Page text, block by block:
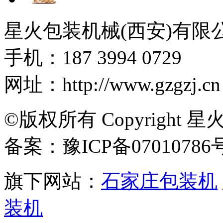
星火包装机械(西安)有限
手机：187 3994 0729
网址：http://www.gzgzj.cn
©版权所有 Copyright 星
备案：豫ICP备07010786
旗下网站： 石家庄包装机
装机